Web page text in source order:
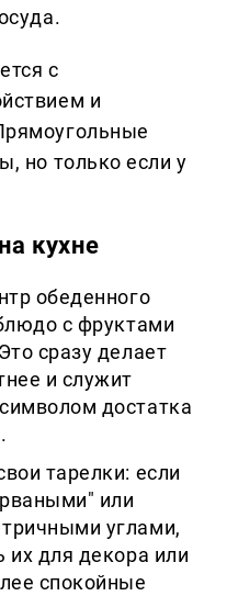
с
и
но только если у
кухне
обеденного
с фруктами
сразу делает
и служит
достатка
тарелки: если
или
углами,
их для декора или
спокойные